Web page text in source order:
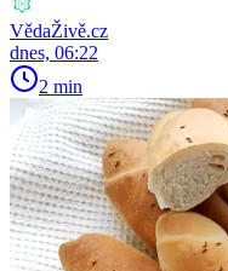
VědaŽivě.cz
dnes, 06:22
2 min